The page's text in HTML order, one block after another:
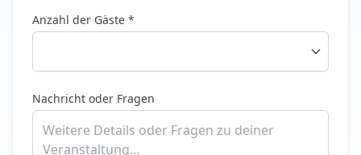
Anzahl der Gäste *
Nachricht oder Fragen